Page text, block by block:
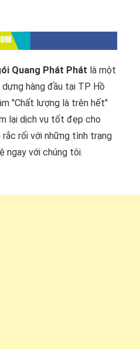
Quang Phát Phát là một
hàng đầu tại TP Hồ
"Chất lượng là trên hết"
lại dịch vụ tốt đẹp cho
rắc rối với những tình trạng
ngay với chúng tôi.